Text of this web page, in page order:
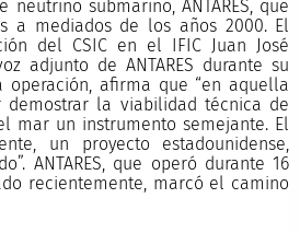
submarino, ANTARES, que
a mediados de los años 2000. El
del CSIC en el IFIC Juan José
adjunto de ANTARES durante su
operación, afirma que “en aquella
demostrar la viabilidad técnica de
mar un instrumento semejante. El
un proyecto estadounidense,
ANTARES, que operó durante 16
recientemente, marcó el camino